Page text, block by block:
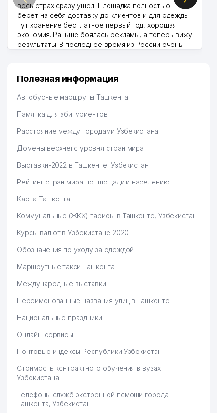
42
SUMITOMO CORPORATION
ПРЕДСТАВИТЕЛЬСТВО
550 м
43 LINEAR PANEL ООО 551 м
HONEYWELL
46
ШВЕЙЦАРСКИХ ЧАСОВ И
47 ARTUM LEASING GROUP ООО
48 ORXIDEYA SAVDO LYUKS ООО
49
МИНИСТЕРСТВО
РЕСПУБЛИКИ УЗБЕКИСТАН
50
GLAXO SMITH KLINE
РЕЛИГИЙ ПРИ КАБИНЕТЕ
УЗБЕКИСТАН
ПРЕДСТАВИТЕЛЬСТВО
54 GAMMA-ELEKTRO ЧП 646 м
55
ЭВЕР НЕВРО ФАРМА ГмбХ
ПРЕДСТАВИТЕЛЬСТВО
56 LEAVIT BIZNES ООО 651 м
весь страх сразу ушел. Площадка полностью
берет на себя доставку до клиентов и для одежды
тут хранение бесплатное первый год, хорошая
экономия. Раньше боялась рекламы, а теперь вижу
результаты. В последнее время из России очень
Hamida 03.08.2026 12:45:39
Полезная информация
Автобусные маршруты Ташкента
Памятка для абитуриентов
Расстояние между городами Узбекистана
Домены верхнего уровня стран мира
Выставки-2022 в Ташкенте, Узбекистан
Рейтинг стран мира по площади и населению
Карта Ташкента
Коммунальные (ЖКХ) тарифы в Ташкенте, Узбекистан
Курсы валют в Узбекистане 2020
Обозначения по уходу за одеждой
Маршрутные такси Ташкента
Международные выставки
Переименованные названия улиц в Ташкенте
Национальные праздники
Онлайн-сервисы
Почтовые индексы Республики Узбекистан
Стоимость контрактного обучения в вузах
Узбекистана
Телефоны служб экстренной помощи города
Ташкента, Узбекистан